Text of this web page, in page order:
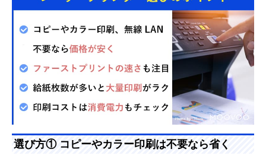
選び方① コピーやカラー印刷は不要なら省く